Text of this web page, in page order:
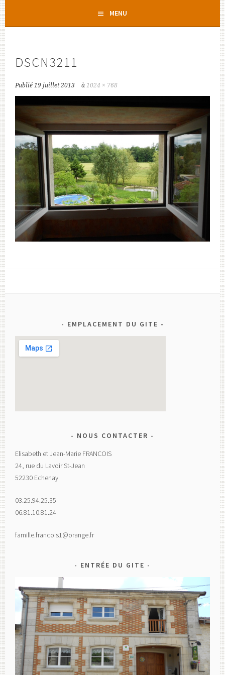
contenu
MENU
DSCN3211
Publié19 juillet 2013 à1024 × 768
EMPLACEMENT DU GITE
NOUS CONTACTER
Elisabeth et Jean-Marie FRANCOIS
24, rue du Lavoir St-Jean
52230 Echenay
03.25.94.25.35
06.81.10.81.24
famille.francois1@orange.fr
ENTRÉE DU GITE